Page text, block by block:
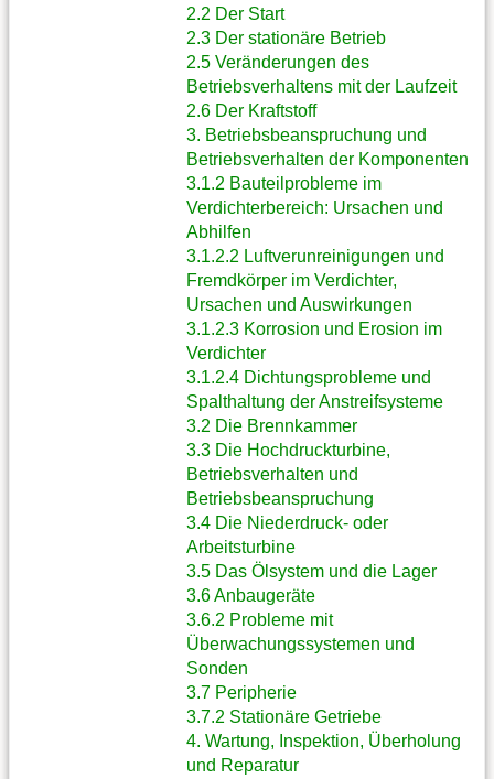
2.2 Der Start
2.3 Der stationäre Betrieb
2.5 Veränderungen des
Betriebsverhaltens mit der Laufzeit
2.6 Der Kraftstoff
3. Betriebsbeanspruchung und
Betriebsverhalten der Komponenten
3.1.2 Bauteilprobleme im
Verdichterbereich: Ursachen und
Abhilfen
3.1.2.2 Luftverunreinigungen und
Fremdkörper im Verdichter,
Ursachen und Auswirkungen
3.1.2.3 Korrosion und Erosion im
Verdichter
3.1.2.4 Dichtungsprobleme und
Spalthaltung der Anstreifsysteme
3.2 Die Brennkammer
3.3 Die Hochdruckturbine,
Betriebsverhalten und
Betriebsbeanspruchung
3.4 Die Niederdruck- oder
Arbeitsturbine
3.5 Das Ölsystem und die Lager
3.6 Anbaugeräte
3.6.2 Probleme mit
Überwachungssystemen und
Sonden
3.7 Peripherie
3.7.2 Stationäre Getriebe
4. Wartung, Inspektion, Überholung
und Reparatur